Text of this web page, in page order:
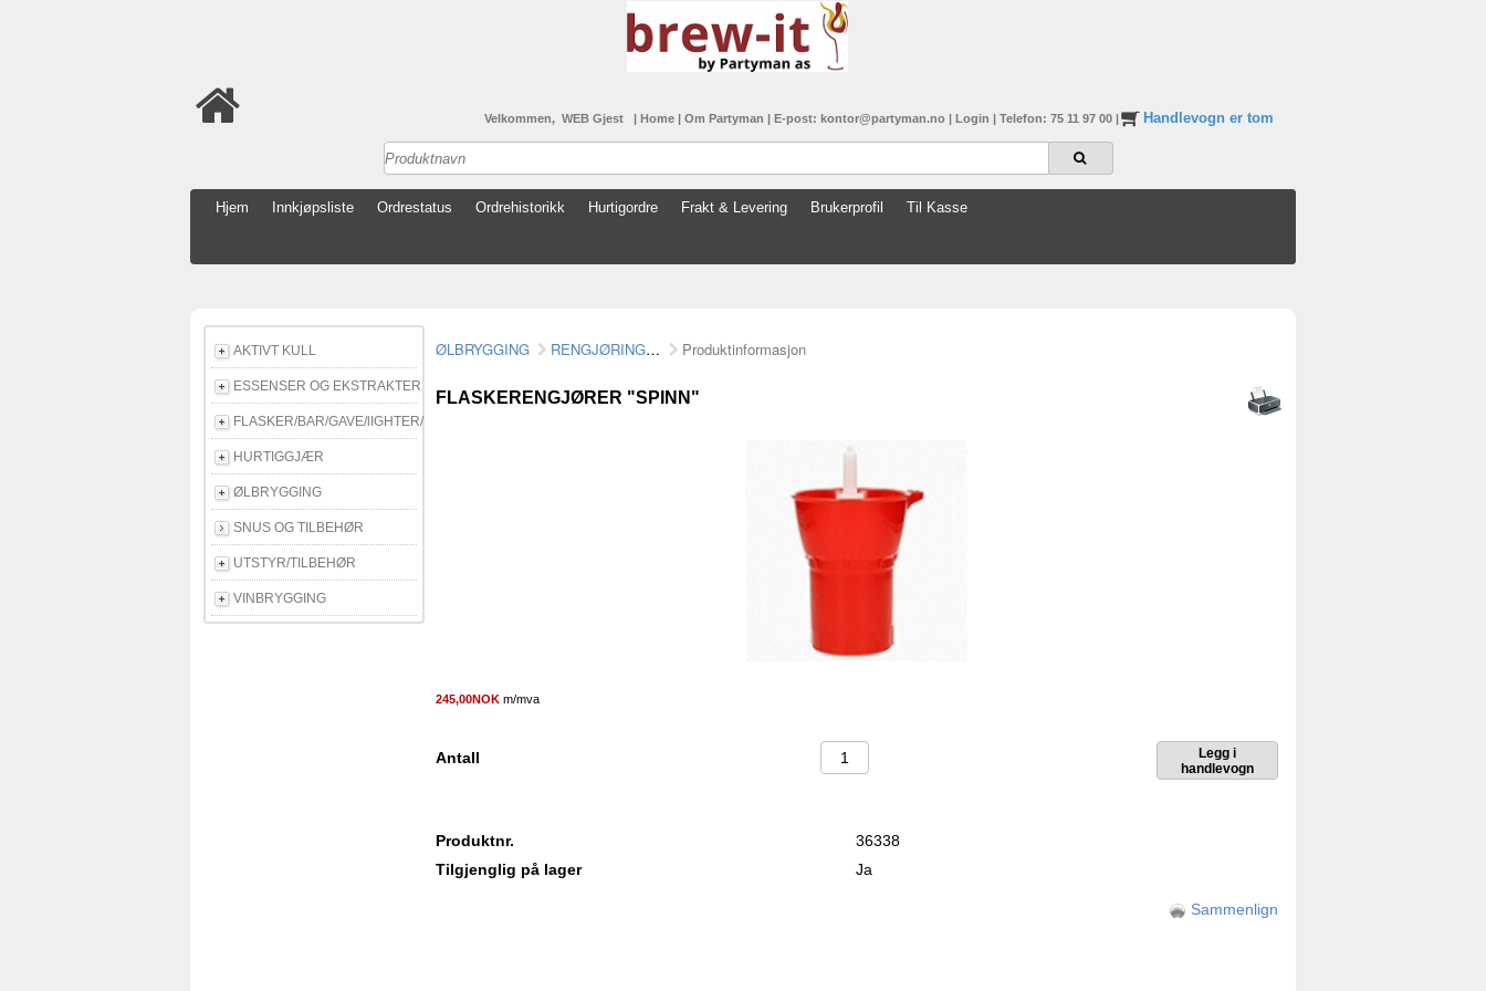
Velkommen, WEB Gjest | Home | Om Partyman | E-post: kontor@partyman.no | Login | Telefon: 75 11 97 00 | Handlevogn er tom
Hjem Innkjøpsliste Ordrestatus Ordrehistorikk Hurtigordre Frakt & Levering Brukerprofil Til Kasse
AKTIVT KULL
ESSENSER OG EKSTRAKTER
FLASKER/BAR/GAVE/lIGHTER/E-CIGG
HURTIGGJÆR
ØLBRYGGING
SNUS OG TILBEHØR
UTSTYR/TILBEHØR
VINBRYGGING
ØLBRYGGING RENGJØRING/TIlBEHØR Produktinformasjon
FLASKERENGJØRER "SPINN"
245,00NOK m/mva
Antall
Produktnr.
36338
Tilgjenglig på lager
Ja
Sammenlign